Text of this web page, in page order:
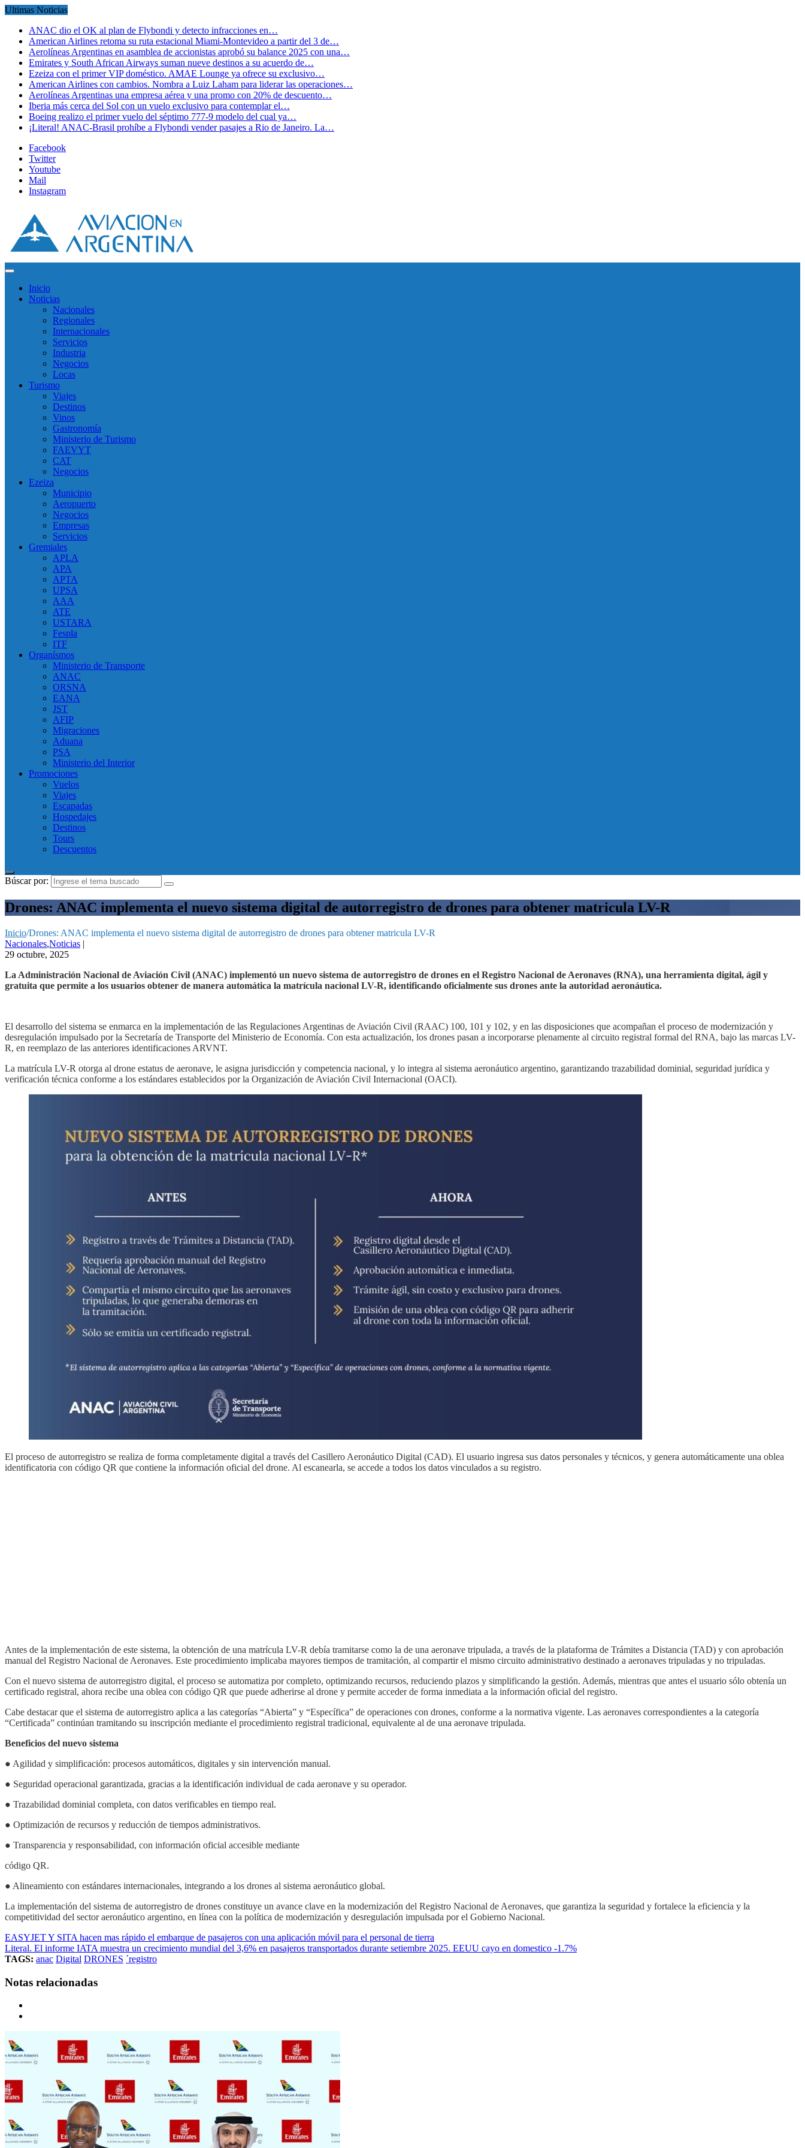
Ultimas Noticias
ANAC dio el OK al plan de Flybondi y detecto infracciones en…
American Airlines retoma su ruta estacional Miami-Montevideo a partir del 3 de…
Aerolíneas Argentinas en asamblea de accionistas aprobó su balance 2025 con una…
Emirates y South African Airways suman nueve destinos a su acuerdo de…
Ezeiza con el primer VIP doméstico. AMAE Lounge ya ofrece su exclusivo…
American Airlines con cambios. Nombra a Luiz Laham para liderar las operaciones…
Aerolíneas Argentinas una empresa aérea y una promo con 20% de descuento…
Iberia más cerca del Sol con un vuelo exclusivo para contemplar el…
Boeing realizo el primer vuelo del séptimo 777-9 modelo del cual ya…
¡Literal! ANAC-Brasil prohíbe a Flybondi vender pasajes a Rio de Janeiro. La…
Facebook
Twitter
Youtube
Mail
Instagram
Inicio
Noticias
Nacionales
Regionales
Internacionales
Servicios
Industria
Negocios
Locas
Turismo
Viajes
Destinos
Vinos
Gastronomía
Ministerio de Turismo
FAEVYT
CAT
Negocios
Ezeiza
Municipio
Aeropuerto
Negocios
Empresas
Servicios
Gremiales
APLA
APA
APTA
UPSA
AAA
ATE
USTARA
Fespla
ITF
Organísmos
Ministerio de Transporte
ANAC
ORSNA
EANA
JST
AFIP
Migraciones
Aduana
PSA
Ministerio del Interior
Promociones
Vuelos
Viajes
Escapadas
Hospedajes
Destinos
Tours
Descuentos
Búscar por:
Drones: ANAC implementa el nuevo sistema digital de autorregistro de drones para obtener matricula LV-R
Inicio/Drones: ANAC implementa el nuevo sistema digital de autorregistro de drones para obtener matricula LV-R
Nacionales,Noticias |
29 octubre, 2025
La Administración Nacional de Aviación Civil (ANAC) implementó un nuevo sistema de autorregistro de drones en el Registro Nacional de Aeronaves (RNA), una herramienta digital, ágil y
gratuita que permite a los usuarios obtener de manera automática la matrícula nacional LV-R, identificando oficialmente sus drones ante la autoridad aeronáutica.
El desarrollo del sistema se enmarca en la implementación de las Regulaciones Argentinas de Aviación Civil (RAAC) 100, 101 y 102, y en las disposiciones que acompañan el proceso de modernización y
desregulación impulsado por la Secretaría de Transporte del Ministerio de Economía. Con esta actualización, los drones pasan a incorporarse plenamente al circuito registral formal del RNA, bajo las marcas LV-
R, en reemplazo de las anteriores identificaciones ARVNT.
La matrícula LV-R otorga al drone estatus de aeronave, le asigna jurisdicción y competencia nacional, y lo integra al sistema aeronáutico argentino, garantizando trazabilidad dominial, seguridad jurídica y
verificación técnica conforme a los estándares establecidos por la Organización de Aviación Civil Internacional (OACI).
El proceso de autorregistro se realiza de forma completamente digital a través del Casillero Aeronáutico Digital (CAD). El usuario ingresa sus datos personales y técnicos, y genera automáticamente una oblea
identificatoria con código QR que contiene la información oficial del drone. Al escanearla, se accede a todos los datos vinculados a su registro.
Antes de la implementación de este sistema, la obtención de una matrícula LV-R debía tramitarse como la de una aeronave tripulada, a través de la plataforma de Trámites a Distancia (TAD) y con aprobación
manual del Registro Nacional de Aeronaves. Este procedimiento implicaba mayores tiempos de tramitación, al compartir el mismo circuito administrativo destinado a aeronaves tripuladas y no tripuladas.
Con el nuevo sistema de autorregistro digital, el proceso se automatiza por completo, optimizando recursos, reduciendo plazos y simplificando la gestión. Además, mientras que antes el usuario sólo obtenía un
certificado registral, ahora recibe una oblea con código QR que puede adherirse al drone y permite acceder de forma inmediata a la información oficial del registro.
Cabe destacar que el sistema de autorregistro aplica a las categorías “Abierta” y “Específica” de operaciones con drones, conforme a la normativa vigente. Las aeronaves correspondientes a la categoría
“Certificada” continúan tramitando su inscripción mediante el procedimiento registral tradicional, equivalente al de una aeronave tripulada.
Beneficios del nuevo sistema
● Agilidad y simplificación: procesos automáticos, digitales y sin intervención manual.
● Seguridad operacional garantizada, gracias a la identificación individual de cada aeronave y su operador.
● Trazabilidad dominial completa, con datos verificables en tiempo real.
● Optimización de recursos y reducción de tiempos administrativos.
● Transparencia y responsabilidad, con información oficial accesible mediante
código QR.
● Alineamiento con estándares internacionales, integrando a los drones al sistema aeronáutico global.
La implementación del sistema de autorregistro de drones constituye un avance clave en la modernización del Registro Nacional de Aeronaves, que garantiza la seguridad y fortalece la eficiencia y la
competitividad del sector aeronáutico argentino, en línea con la política de modernización y desregulación impulsada por el Gobierno Nacional.
EASYJET Y SITA hacen mas rápido el embarque de pasajeros con una aplicación móvil para el personal de tierra
Literal. El informe IATA muestra un crecimiento mundial del 3,6% en pasajeros transportados durante setiembre 2025. EEUU cayo en domestico -1.7%
TAGS: anac Digital DRONES ´registro
Notas relacionadas